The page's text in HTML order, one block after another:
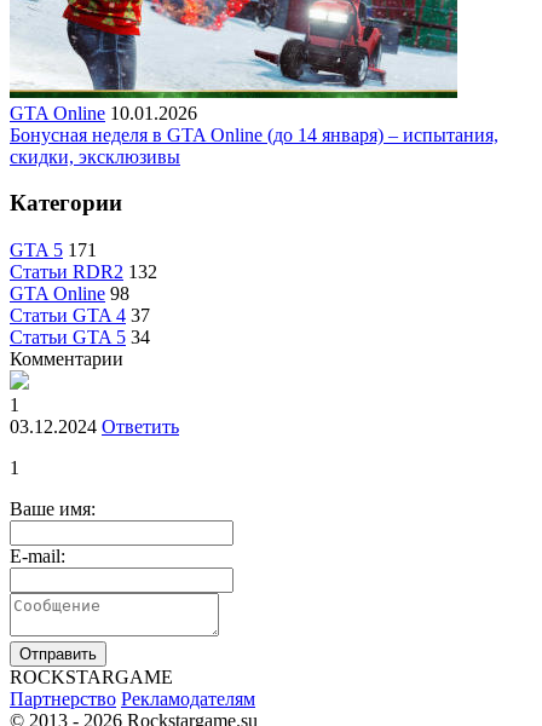
GTA Online 10.01.2026
Бонусная неделя в GTA Online (до 14 января) – испытания,
скидки, эксклюзивы
Категории
GTA 5 171
Статьи RDR2 132
GTA Online 98
Статьи GTA 4 37
Статьи GTA 5 34
Комментарии
1
03.12.2024 Ответить
1
Ваше имя:
E-mail:
Отправить
ROCKSTARGAME
Партнерство Рекламодателям
© 2013 - 2026 Rockstargame.su